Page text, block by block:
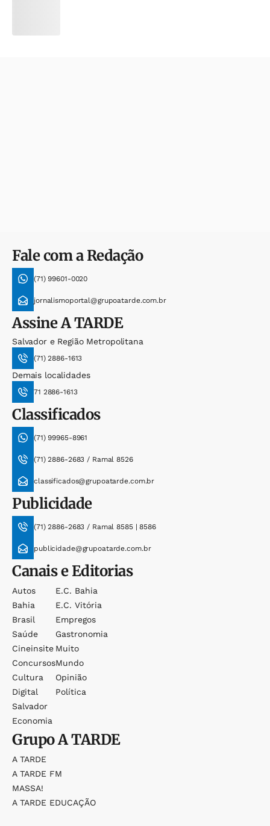
Fale com a Redação
(71) 99601-0020
jornalismoportal@grupoatarde.com.br
AssineA TARDE
Salvador e Região Metropolitana
(71) 2886-1613
Demais localidades
71 2886-1613
Classificados
(71) 99965-8961
(71) 2886-2683 / Ramal 8526
classificados@grupoatarde.com.br
Publicidade
(71) 2886-2683 / Ramal 8585 | 8586
publicidade@grupoatarde.com.br
Canais e Editorias
Autos
Bahia
Brasil
Saúde
Cineinsite
Concursos
Cultura
Digital
Salvador
Economia
E.c. Bahia
E.c. Vitória
Empregos
Gastronomia
Muito
Mundo
Opinião
Política
GrupoA TARDE
A TARDE
A TARDE FM
MASSA!
A TARDE EDUCAÇÃO